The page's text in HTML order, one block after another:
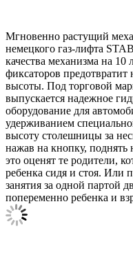
Мгновенно растущий
немецкого газ-лифта
качества механизма на 10
фиксаторов предотвратит
высоты. Под торговой
выпускается надежное
оборудование для
удерживанием
высоту столешницы за
нажав на кнопку,
это оценят те родители,
ребенка сидя и стоя. Или
занятия за одной партой
попеременно ребенка и